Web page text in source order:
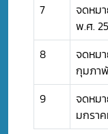
7
จดหม
พ.ศ.
8
จดหมา
กุมภา
9
จดหมา
มกรา